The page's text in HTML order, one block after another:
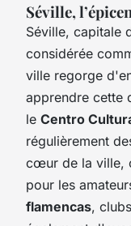
Séville,
Séville, capitale
considérée
ville regorge
apprendre cette
le Centro
régulièrement
cœur de la ville,
pour les
flamencas,